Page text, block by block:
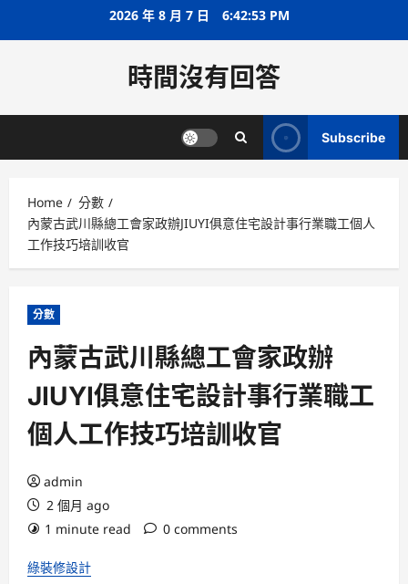
2026 年 8 月 7 日 6:42:53 PM
時間沒有回答
Subscribe
Home
分數
內蒙古武川縣總工會家政辦JIUYI俱意住宅設計事行業職工個人
工作技巧培訓收官
分數
內蒙古武川縣總工會家政辦
JIUYI俱意住宅設計事行業職工
個人工作技巧培訓收官
admin
2 個月 ago
1 minute read
0 comments
綠裝修設計